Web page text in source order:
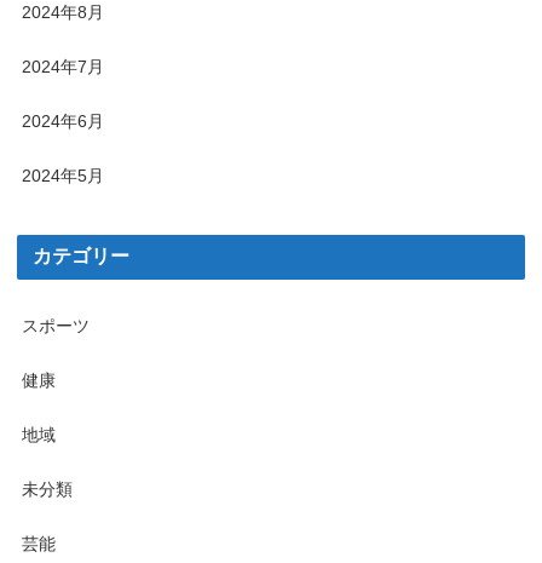
2024年8月
2024年7月
2024年6月
2024年5月
カテゴリー
スポーツ
健康
地域
未分類
芸能